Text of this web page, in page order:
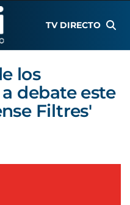
TV DIRECTO
los
debate este
Filtres'